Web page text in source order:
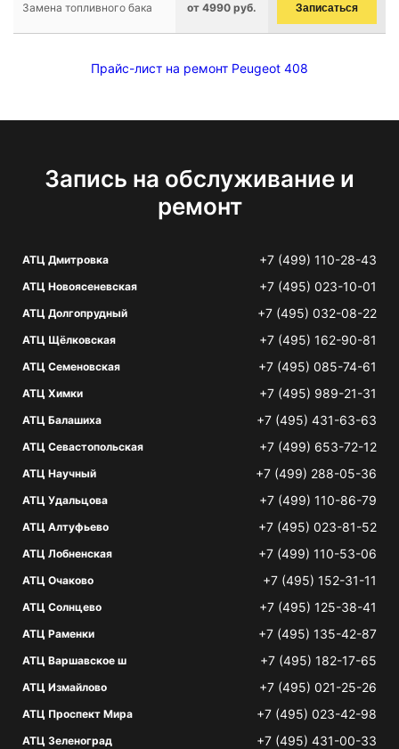
Замена топливного бака от 4990 руб. Записаться
Прайс-лист на ремонт Peugeot 408
Запись на обслуживание и
ремонт
АТЦ Дмитровка +7 (499) 110-28-43
АТЦ Новоясеневская +7 (495) 023-10-01
АТЦ Долгопрудный +7 (495) 032-08-22
АТЦ Щёлковская +7 (495) 162-90-81
АТЦ Семеновская +7 (495) 085-74-61
АТЦ Химки +7 (495) 989-21-31
АТЦ Балашиха +7 (495) 431-63-63
АТЦ Севастопольская +7 (499) 653-72-12
АТЦ Научный +7 (499) 288-05-36
АТЦ Удальцова +7 (499) 110-86-79
АТЦ Алтуфьево +7 (495) 023-81-52
АТЦ Лобненская +7 (499) 110-53-06
АТЦ Очаково +7 (495) 152-31-11
АТЦ Солнцево +7 (495) 125-38-41
АТЦ Раменки +7 (495) 135-42-87
АТЦ Варшавское ш +7 (495) 182-17-65
АТЦ Измайлово +7 (495) 021-25-26
АТЦ Проспект Мира +7 (495) 023-42-98
АТЦ Зеленоград +7 (495) 431-00-33